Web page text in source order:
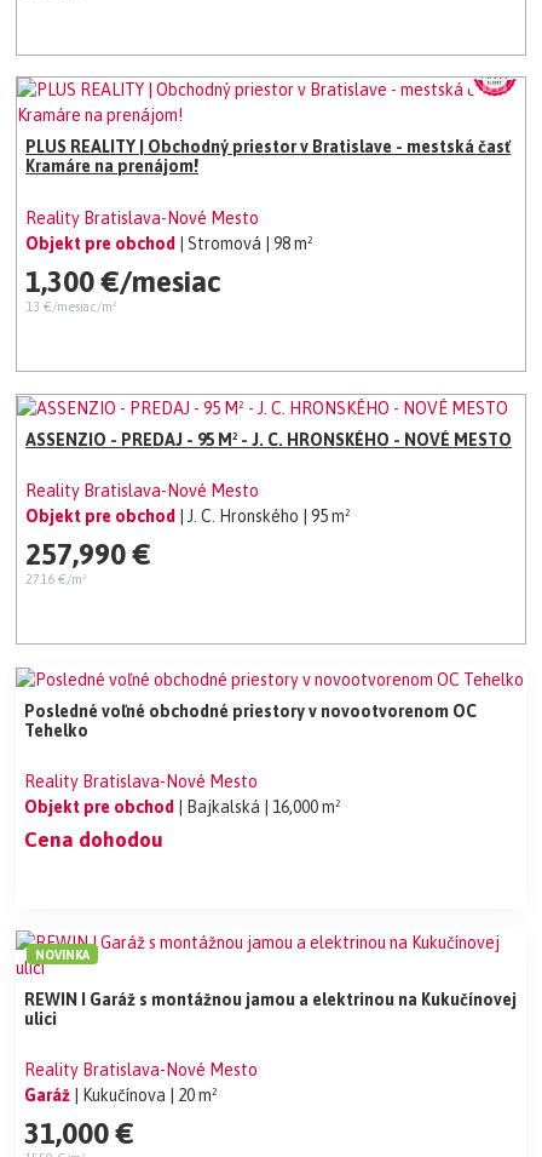
PLUS REALITY | Obchodný priestor v Bratislave - mestská časť
Kramáre na prenájom!
Reality Bratislava-Nové Mesto
Objekt pre obchod
| Stromová | 98 m²
1,300 €/mesiac
13 €/mesiac/m²
ASSENZIO - PREDAJ - 95 M² - J. C. HRONSKÉHO - NOVÉ MESTO
Reality Bratislava-Nové Mesto
Objekt pre obchod
| J. C. Hronského | 95 m²
257,990 €
2716 €/m²
Posledné voľné obchodné priestory v novootvorenom OC
Tehelko
Reality Bratislava-Nové Mesto
Objekt pre obchod
| Bajkalská | 16,000 m²
Cena dohodou
REWIN I Garáž s montážnou jamou a elektrinou na Kukučínovej
ulici
Reality Bratislava-Nové Mesto
Garáž
| Kukučínova | 20 m²
31,000 €
NOVINKA